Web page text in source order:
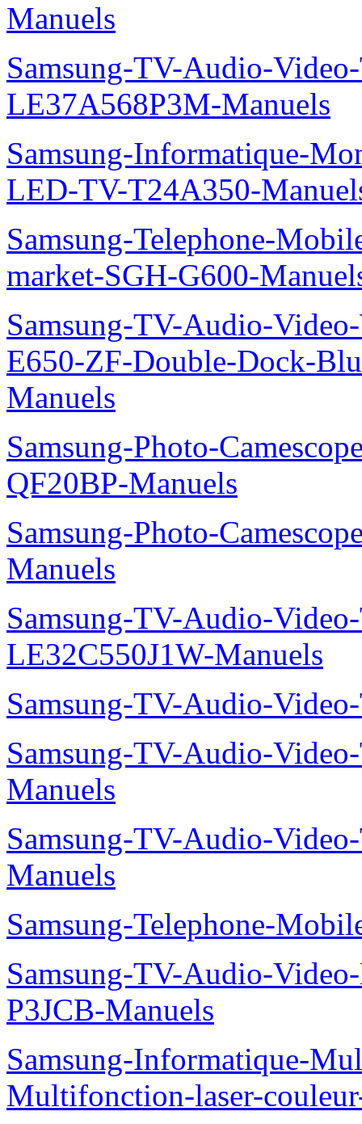
Manuels
Samsung-TV-Audio-
LE37A568P3M-Manuels
Samsung-Informatique-
LED-TV-T24A350-
Samsung-Telephone-
market-SGH-G600-
Samsung-TV-Audio-
E650-ZF-Double-Dock-
Manuels
Samsung-Photo-
QF20BP-Manuels
Samsung-Photo-
Manuels
Samsung-TV-Audio-
LE32C550J1W-Manuels
Samsung-TV-Audio-
Samsung-TV-Audio-
Manuels
Samsung-TV-Audio-
Manuels
Samsung-Telephone-
Samsung-TV-Audio-
P3JCB-Manuels
Samsung-Informatique-
Multifonction-laser-